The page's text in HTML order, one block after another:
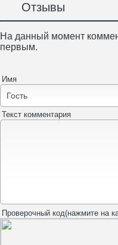
Отзывы
На данный момент
первым.
Имя
Текст комментария
Проверочный код(нажмите на